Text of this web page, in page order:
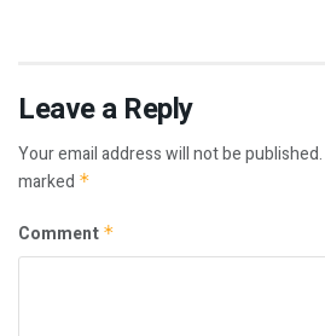
Leave a Reply
Your email address will not be published.
marked *
Comment *